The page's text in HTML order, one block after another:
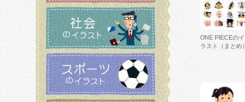
ONE PIECEのイ
ラスト（まとめ）